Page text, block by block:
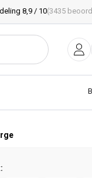
8,9 / 10(3435